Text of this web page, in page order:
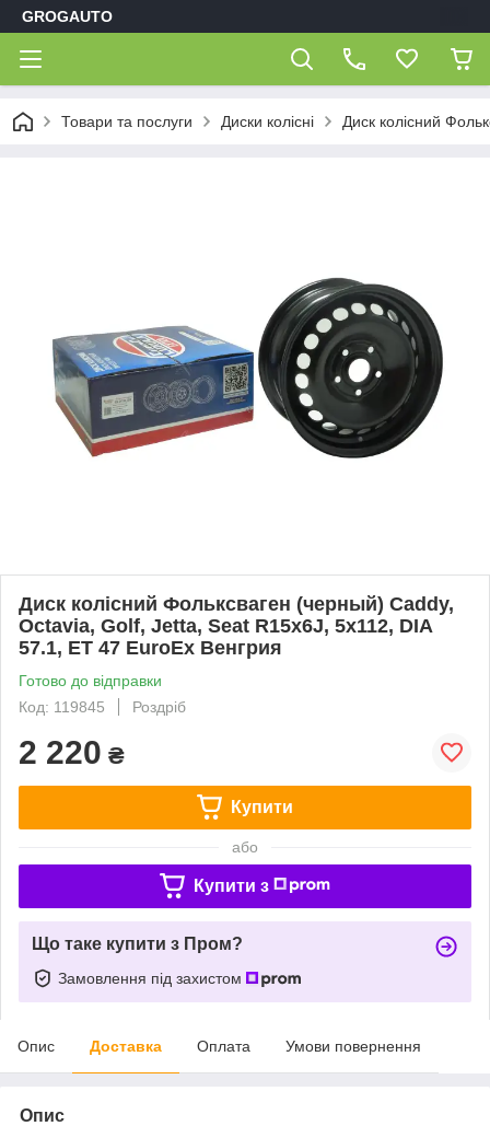
GROGAUTO
Товари та послуги Диски колісні Диск колісний
Диск колісний Фольксваген (черный) Caddy,
Octavia, Golf, Jetta, Seat R15x6J, 5x112, DIA
57.1, ET 47 EuroEx Венгрия
Готово до відправки
Код: 119845
Роздріб
2 220 ₴
Купити
або
Купити з
Що таке купити з Пром?
Замовлення під захистом
Опис Доставка Оплата Умови повернення
Опис